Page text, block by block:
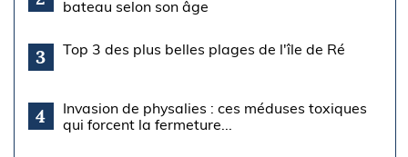
bateau selon son âge
3 Top 3 des plus belles plages de l'île de Ré
4
Invasion de physalies : ces méduses toxiques
qui forcent la fermeture...